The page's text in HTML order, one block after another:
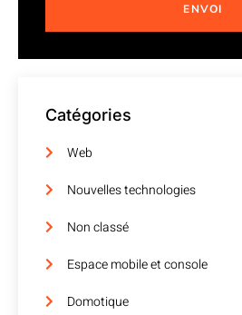
ENVOI
Catégories
Web
Nouvelles technologies
Non classé
Espace mobile et console
Domotique